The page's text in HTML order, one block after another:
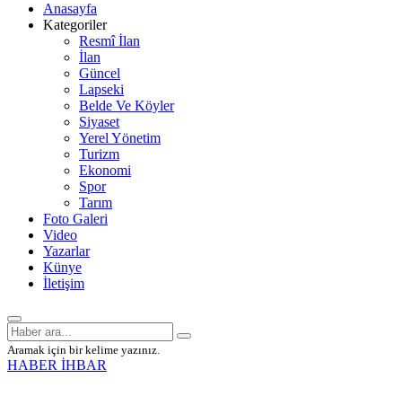
Anasayfa
Kategoriler
Resmî İlan
İlan
Güncel
Lapseki
Belde Ve Köyler
Siyaset
Yerel Yönetim
Turizm
Ekonomi
Spor
Tarım
Foto Galeri
Video
Yazarlar
Künye
İletişim
Aramak için bir kelime yazınız.
HABER İHBAR